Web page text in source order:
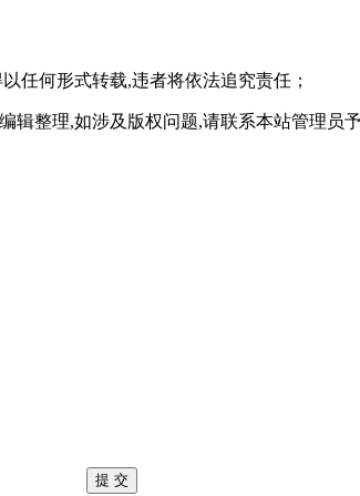
任何形式转载,违者将依法追究责任；
辑整理,如涉及版权问题,请联系本站管理员
提 交